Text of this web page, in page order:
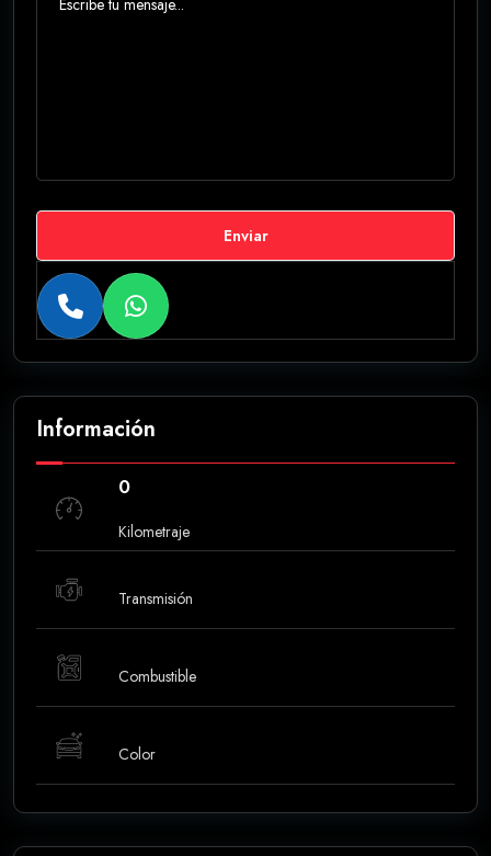
Enviar
Información
0
Kilometraje
Transmisión
Combustible
Color